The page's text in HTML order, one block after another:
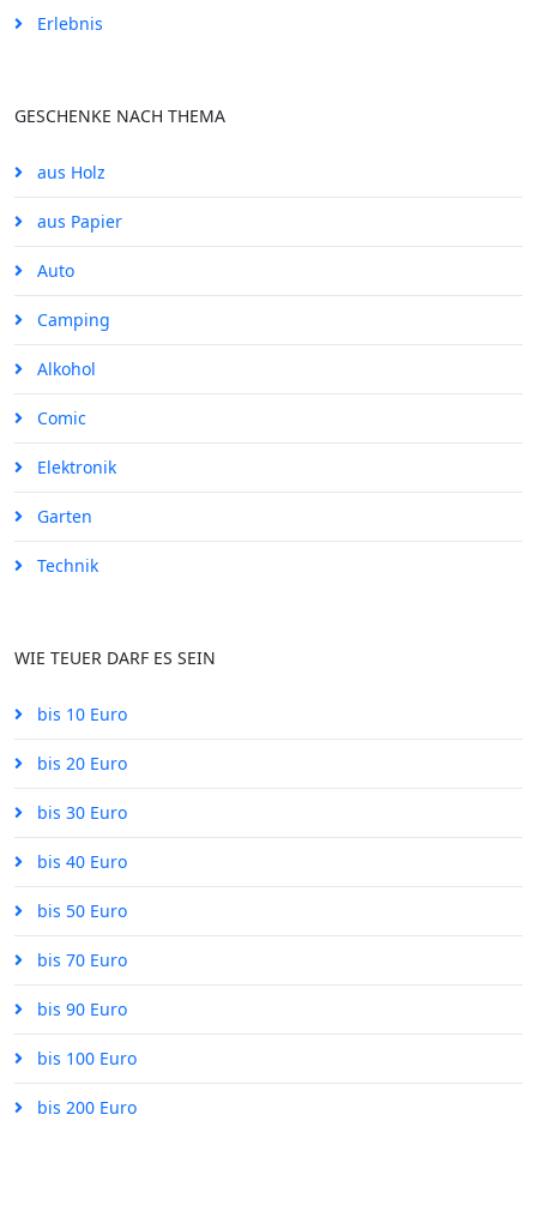
Erlebnis
GESCHENKE NACH THEMA
aus Holz
aus Papier
Auto
Camping
Alkohol
Comic
Elektronik
Garten
Technik
WIE TEUER DARF ES SEIN
bis 10 Euro
bis 20 Euro
bis 30 Euro
bis 40 Euro
bis 50 Euro
bis 70 Euro
bis 90 Euro
bis 100 Euro
bis 200 Euro